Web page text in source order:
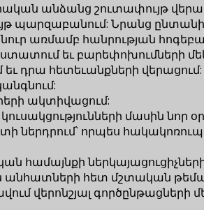
անձանց շուտափույթ
պարզաբանում: Նրանց
առմամբ հանրության
եւ բարեփոխումների
դրա հետեւանքների վերացում:
ակտիվացում:
մասին նոր
որպես
անհատների հետ մշտական
վերոնշյալ գործընթացների